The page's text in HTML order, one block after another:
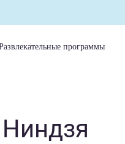
программы